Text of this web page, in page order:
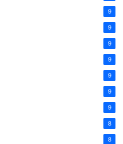
9
9
9
9
9
9
9
8
8